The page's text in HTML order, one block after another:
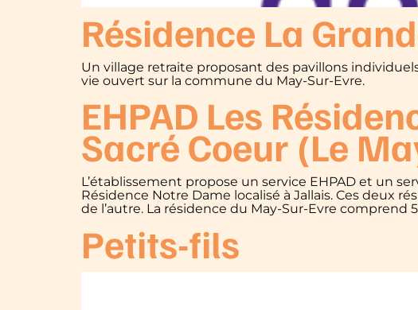
Résidence La
Un village retraite proposant des pavillons
vie ouvert sur la commune du May-Sur-Evre.
EHPAD Les
Sacré Coeur (Le
L’établissement propose un service EHPAD et un
Résidence Notre Dame localisé à Jallais. Ces deux
de l’autre. La résidence du May-Sur-Evre
Petits-fils